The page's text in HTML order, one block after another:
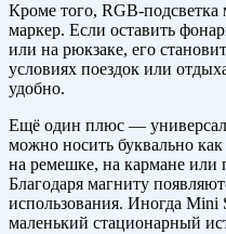
Кроме того, RGB-подсветка
маркер. Если оставить
или на рюкзаке, его
условиях поездок или
удобно.
Ещё один плюс —
можно носить буквально
на ремешке, на кармане или
Благодаря магниту
использования. Иногда Mini
маленький стационарный